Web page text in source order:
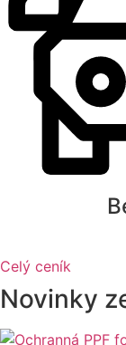
Celý ceník
Novinky